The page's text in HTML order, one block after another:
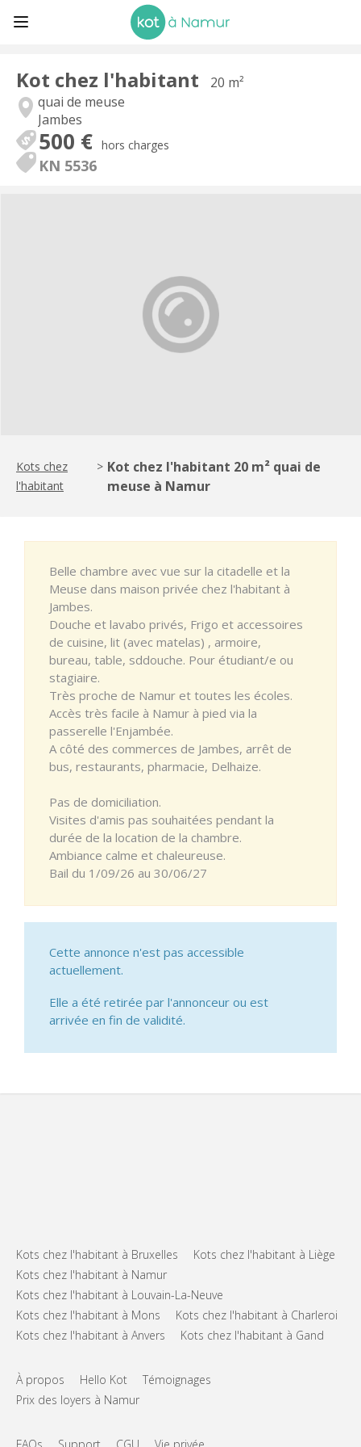
Kot chez l'habitant
20 m²
quai de meuse
Jambes
500 € hors charges
KN 5536
Kots chez
l'habitant
> Kot chez l'habitant 20 m² quai de
meuse à Namur
Belle chambre avec vue sur la citadelle et la
Meuse dans maison privée chez l'habitant à
Jambes.
Douche et lavabo privés, Frigo et accessoires
de cuisine, lit (avec matelas) , armoire,
bureau, table, sddouche. Pour étudiant/e ou
stagiaire.
Très proche de Namur et toutes les écoles.
Accès très facile à Namur à pied via la
passerelle l'Enjambée.
A côté des commerces de Jambes, arrêt de
bus, restaurants, pharmacie, Delhaize.
Pas de domiciliation.
Visites d'amis pas souhaitées pendant la
durée de la location de la chambre.
Ambiance calme et chaleureuse.
Bail du 1/09/26 au 30/06/27
Cette annonce n'est pas accessible
actuellement.
Elle a été retirée par l'annonceur ou est
arrivée en fin de validité.
Kots chez l'habitant à Bruxelles
Kots chez l'habitant à Liège
Kots chez l'habitant à Namur
Kots chez l'habitant à Louvain-La-Neuve
Kots chez l'habitant à Mons
Kots chez l'habitant à Charleroi
Kots chez l'habitant à Anvers
Kots chez l'habitant à Gand
À propos Hello Kot
Témoignages
Prix des loyers à Namur